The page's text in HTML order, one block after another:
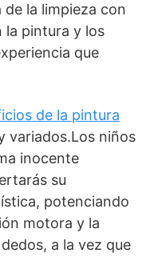
la limpieza con
la pintura y los
que
de la pintura
variados.Los niños
inocente
su
potenciando
motora y la
a la vez que